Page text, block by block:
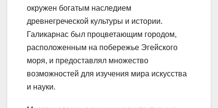
окружен богатым наследием
древнегреческой культуры и истории.
Галикарнас был процветающим городом,
расположенным на побережье Эгейского
моря, и предоставлял множество
возможностей для изучения мира искусства
и науки.